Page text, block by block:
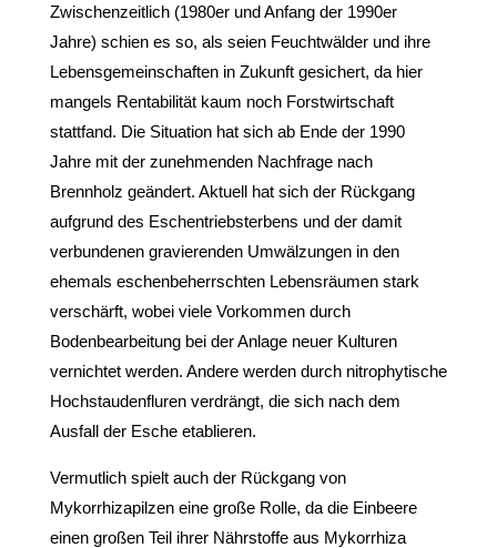
Zwischenzeitlich (1980er und Anfang der 1990er
Jahre) schien es so, als seien Feuchtwälder und ihre
Lebensgemeinschaften in Zukunft gesichert, da hier
mangels Rentabilität kaum noch Forstwirtschaft
stattfand. Die Situation hat sich ab Ende der 1990
Jahre mit der zunehmenden Nachfrage nach
Brennholz geändert. Aktuell hat sich der Rückgang
aufgrund des Eschentriebsterbens und der damit
verbundenen gravierenden Umwälzungen in den
ehemals eschenbeherrschten Lebensräumen stark
verschärft, wobei viele Vorkommen durch
Bodenbearbeitung bei der Anlage neuer Kulturen
vernichtet werden. Andere werden durch nitrophytische
Hochstaudenfluren verdrängt, die sich nach dem
Ausfall der Esche etablieren.
Vermutlich spielt auch der Rückgang von
Mykorrhizapilzen eine große Rolle, da die Einbeere
einen großen Teil ihrer Nährstoffe aus Mykorrhiza